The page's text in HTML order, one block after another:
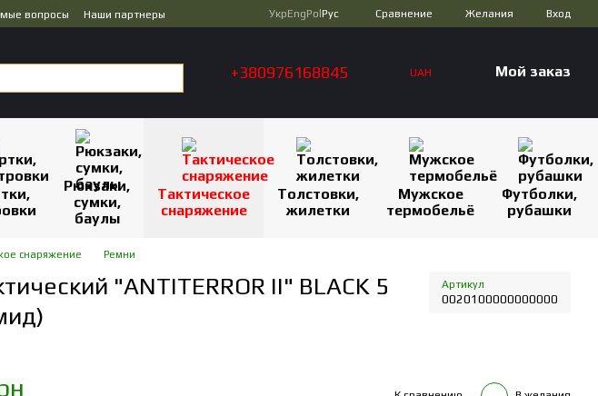
вопросы
Наши партнеры
УкрEngPol Рус Сравнение Желания Вход
+380976168845 UAH Мой заказ
Рюкзаки,
сумки,
баулы
Тактическое
снаряжение
Толстовки,
жилетки
Мужское
термобельё
Футболки,
рубашки
снаряжение Ремни
"ANTITERROR II" BLACK 5
Артикул
0020100000000000